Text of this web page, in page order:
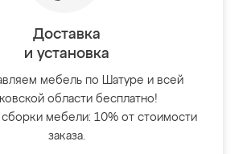
Доставка
и установка
мебель по Шатуре и всей
области бесплатно!
мебели: 10% от стоимости
заказа.